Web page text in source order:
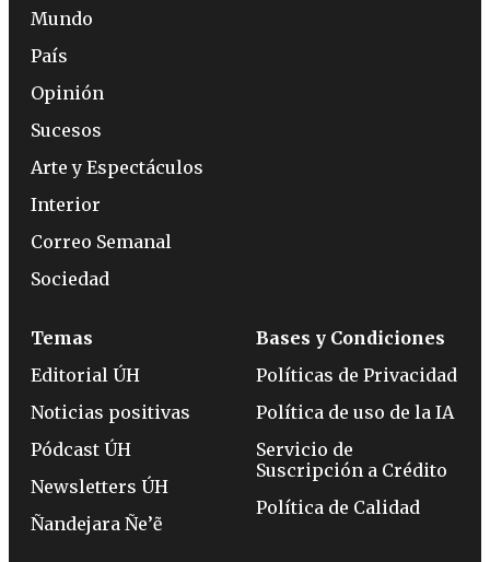
Mundo
País
Opinión
Sucesos
Arte y Espectáculos
Interior
Correo Semanal
Sociedad
Temas
Editorial ÚH
Noticias positivas
Pódcast ÚH
Newsletters ÚH
Ñandejara Ñe’ẽ
Bases y Condiciones
Políticas de Privacidad
Política de uso de la IA
Servicio de
Suscripción a Crédito
Política de Calidad